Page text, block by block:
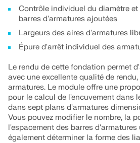
Contrôle individuel du diamètre et
barres d'armatures ajoutées
Largeurs des aires d'armatures
Épure d'arrêt individuel des
Le rendu de cette fondation permet
avec une excellente qualité de
armatures. Le module offre une
pour le calcul de l'encuvement dans
dans sept plans d'armatures
Vous pouvez modifier le nombre, la
l'espacement des barres
également déterminer la forme des